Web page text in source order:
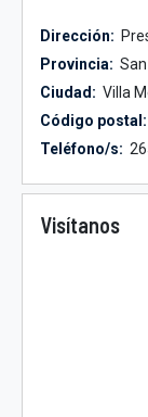
Dirección:
Provincia:
Ciudad: Villa
Código postal:
Teléfono/s:
Visítanos